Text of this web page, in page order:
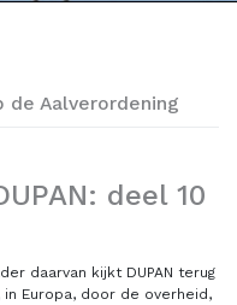
de Aalverordening
deel 10
daarvan kijkt DUPAN terug
in Europa, door de overheid,